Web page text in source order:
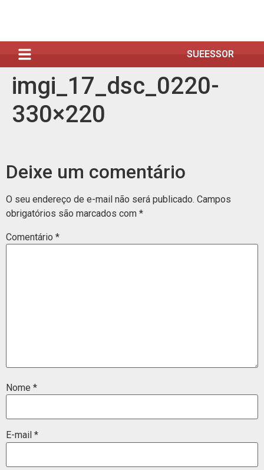
SUEESSOR
imgi_17_dsc_0220-
330×220
Deixe um comentário
O seu endereço de e-mail não será publicado. Campos
obrigatórios são marcados com *
Comentário *
Nome *
E-mail *